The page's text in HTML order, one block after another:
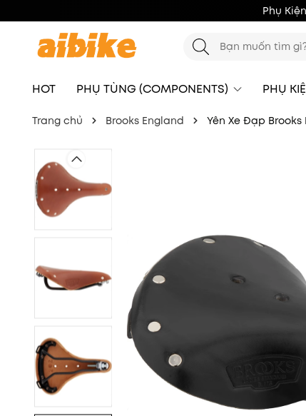
Phụ
HOT PHỤ TÙNG (COMPONENTS) PHỤ
Trang chủ Brooks England Yên Xe Đạp